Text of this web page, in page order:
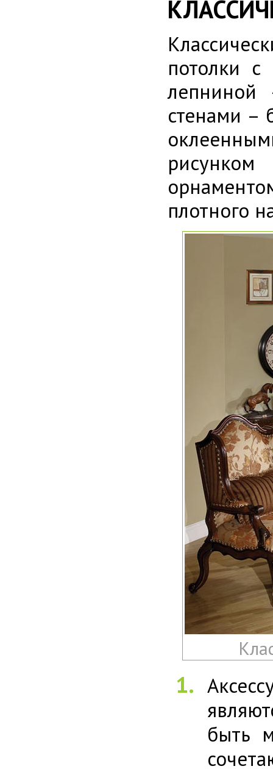
потолки
лепниной
стенами –
плотного
быть